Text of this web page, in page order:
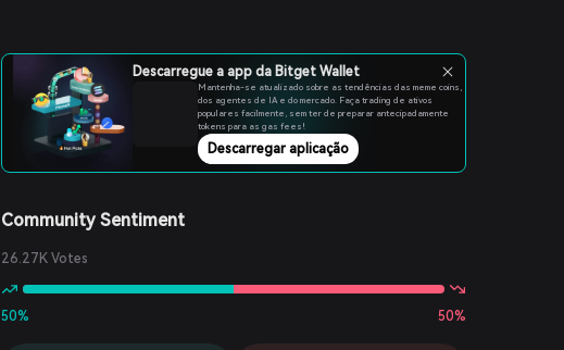
Descarregue a app da Bitget Wallet
Mantenha-se atualizado sobre as tendências das meme coins,
dos agentes de IA e do mercado. Faça trading de ativos
populares facilmente, sem ter de preparar antecipadamente
tokens para as gas fees!
Descarregar aplicação
Community Sentiment
26.27K Votes
50% 50%